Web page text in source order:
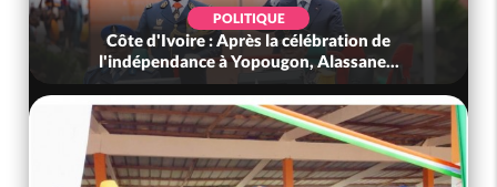
POLITIQUE
Côte d'Ivoire : Après la célébration de
l'indépendance à Yopougon, Alassane...